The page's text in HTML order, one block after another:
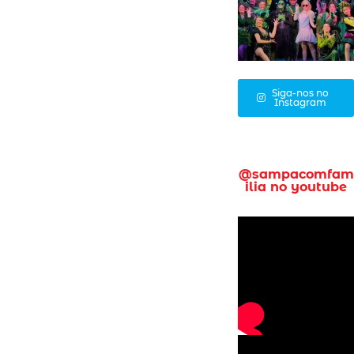
Siga-nos no
Instagram
@sampacomfam
ilia no youtube